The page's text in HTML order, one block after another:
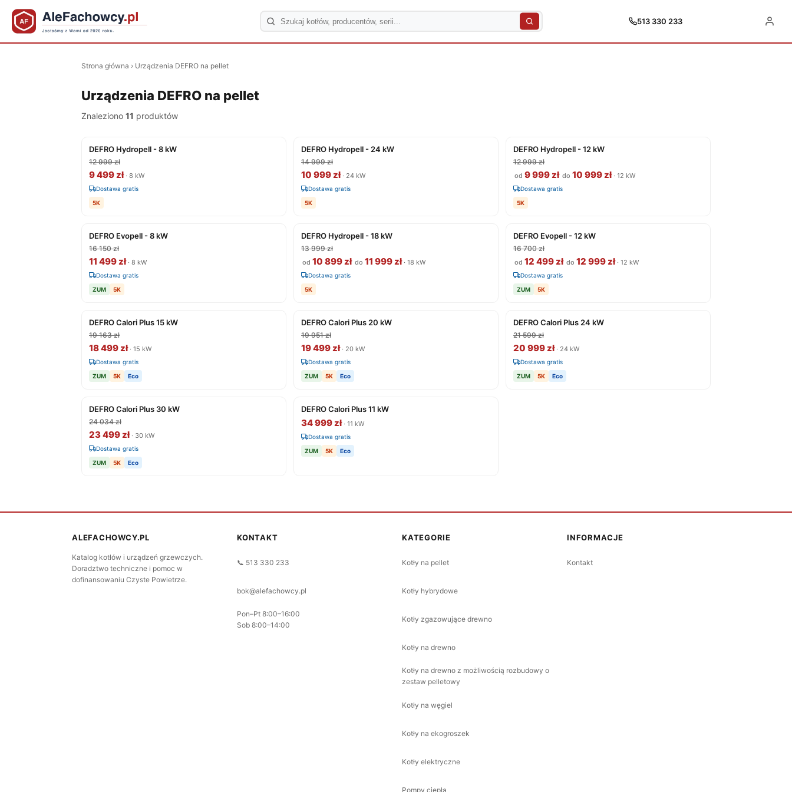
513 330 233
Strona główna › Urządzenia DEFRO na pellet
Urządzenia DEFRO na pellet
Znaleziono 11 produktów
DEFRO Hydropell - 8 kW
12 999 zł
9 499 zł · 8 kW
Dostawa gratis
5K
DEFRO Hydropell - 24 kW
14 999 zł
10 999 zł · 24 kW
Dostawa gratis
5K
DEFRO Hydropell - 12 kW
12 999 zł
od 9 999 zł do 10 999 zł · 12 kW
Dostawa gratis
5K
DEFRO Evopell - 8 kW
16 150 zł
11 499 zł · 8 kW
Dostawa gratis
ZUM
5K
DEFRO Hydropell - 18 kW
13 999 zł
od 10 899 zł do 11 999 zł · 18 kW
Dostawa gratis
5K
DEFRO Evopell - 12 kW
16 700 zł
od 12 499 zł do 12 999 zł · 12 kW
Dostawa gratis
ZUM
5K
DEFRO Calori Plus 15 kW
19 163 zł
18 499 zł · 15 kW
Dostawa gratis
ZUM
5K Eco
DEFRO Calori Plus 20 kW
19 951 zł
19 499 zł · 20 kW
Dostawa gratis
ZUM
5K Eco
DEFRO Calori Plus 24 kW
21 599 zł
20 999 zł · 24 kW
Dostawa gratis
ZUM
5K Eco
DEFRO Calori Plus 30 kW
24 034 zł
23 499 zł · 30 kW
Dostawa gratis
ZUM
5K Eco
DEFRO Calori Plus 11 kW
34 999 zł · 11 kW
Dostawa gratis
ZUM
5K Eco
ALEFACHOWCY.PL
Katalog kotłów i urządzeń grzewczych.
Doradztwo techniczne i pomoc w
dofinansowaniu Czyste Powietrze.
KONTAKT
📞 513 330 233
bok@alefachowcy.pl
Pon–Pt 8:00–16:00
Sob 8:00–14:00
KATEGORIE
Kotły na pellet
Kotły hybrydowe
Kotły zgazowujące drewno
Kotły na drewno
Kotły na drewno z możliwością rozbudowy o
zestaw pelletowy
Kotły na węgiel
Kotły na ekogroszek
Kotły elektryczne
Pompy ciepła
INFORMACJE
Kontakt